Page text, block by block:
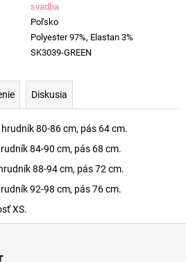
svadba
Poľsko
Polyester 97%, Elastan 3%
SK3039-GREEN
Diskusia
80-86 cm, pás 64 cm.
84-90 cm, pás 68 cm.
88-94 cm, pás 72 cm.
92-98 cm, pás 76 cm.
XS.